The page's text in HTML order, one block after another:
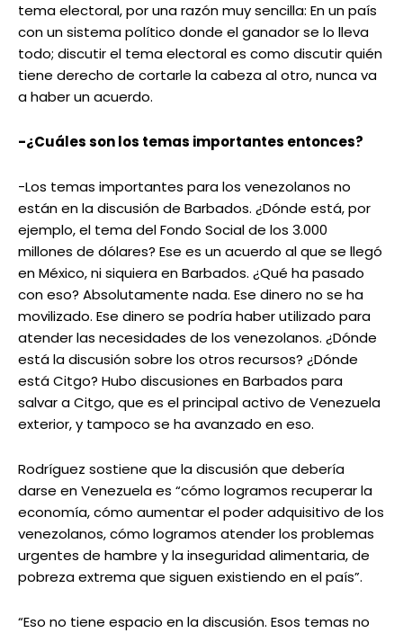
tema electoral, por una razón muy sencilla: En un país
con un sistema político donde el ganador se lo lleva
todo; discutir el tema electoral es como discutir quién
tiene derecho de cortarle la cabeza al otro, nunca va
a haber un acuerdo.
-¿Cuáles son los temas importantes entonces?
-Los temas importantes para los venezolanos no
están en la discusión de Barbados. ¿Dónde está, por
ejemplo, el tema del Fondo Social de los 3.000
millones de dólares? Ese es un acuerdo al que se llegó
en México, ni siquiera en Barbados. ¿Qué ha pasado
con eso? Absolutamente nada. Ese dinero no se ha
movilizado. Ese dinero se podría haber utilizado para
atender las necesidades de los venezolanos. ¿Dónde
está la discusión sobre los otros recursos? ¿Dónde
está Citgo? Hubo discusiones en Barbados para
salvar a Citgo, que es el principal activo de Venezuela
exterior, y tampoco se ha avanzado en eso.
Rodríguez sostiene que la discusión que debería
darse en Venezuela es “cómo logramos recuperar la
economía, cómo aumentar el poder adquisitivo de los
venezolanos, cómo logramos atender los problemas
urgentes de hambre y la inseguridad alimentaria, de
pobreza extrema que siguen existiendo en el país”.
“Eso no tiene espacio en la discusión. Esos temas no